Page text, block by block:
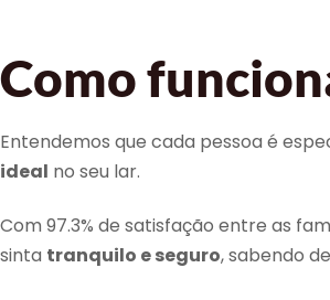
Como
Entendemos que cada pessoa é
ideal no seu lar.
Com 97.3% de satisfação entre as
sinta tranquilo e seguro, sabendo